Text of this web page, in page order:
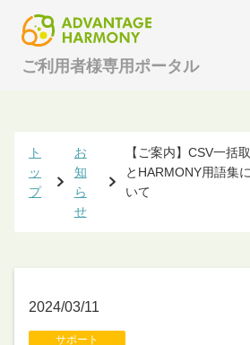
ご利用者様専用ポータル
ト
ッ
プ
お
知
ら
せ
【ご案内】CSV一括
とHARMONY用語集
いて
2024/03/11
サポート